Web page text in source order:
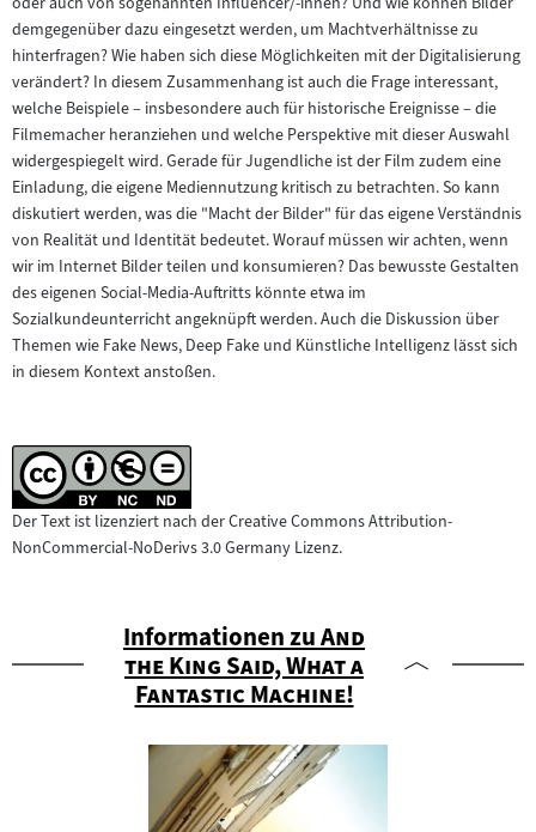
demgegenüber dazu eingesetzt werden, um Machtverhältnisse zu
hinterfragen? Wie haben sich diese Möglichkeiten mit der Digitalisierung
verändert? In diesem Zusammenhang ist auch die Frage interessant,
welche Beispiele – insbesondere auch für historische Ereignisse – die
Filmemacher heranziehen und welche Perspektive mit dieser Auswahl
widergespiegelt wird. Gerade für Jugendliche ist der Film zudem eine
Einladung, die eigene Mediennutzung kritisch zu betrachten. So kann
diskutiert werden, was die "Macht der Bilder" für das eigene Verständnis
von Realität und Identität bedeutet. Worauf müssen wir achten, wenn
wir im Internet Bilder teilen und konsumieren? Das bewusste Gestalten
des eigenen Social-Media-Auftritts könnte etwa im
Sozialkundeunterricht angeknüpft werden. Auch die Diskussion über
Themen wie Fake News, Deep Fake und Künstliche Intelligenz lässt sich
in diesem Kontext anstoßen.
Der Text ist lizenziert nach der Creative Commons Attribution-
NonCommercial-NoDerivs 3.0 Germany Lizenz.
Informationen zu"
And
the King Said, What a
Fantastic Machine!"